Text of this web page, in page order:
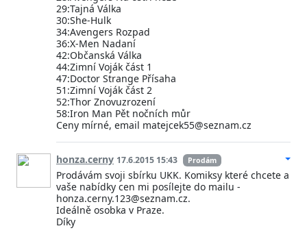
29:Tajná Válka
30:She-Hulk
34:Avengers Rozpad
36:X-Men Nadaní
42:Občanská Válka
44:Zimní Voják část 1
47:Doctor Strange Přísaha
51:Zimní Voják část 2
52:Thor Znovuzrození
58:Iron Man Pět nočních můr
Ceny mírné, email matejcek55@seznam.cz
honza.cerny 17.6.2015 15:43 Prodám
Prodávám svoji sbírku UKK. Komiksy které chcete a
vaše nabídky cen mi posílejte do mailu -
honza.cerny.123@seznam.cz.
Ideálně osobka v Praze.
Díky